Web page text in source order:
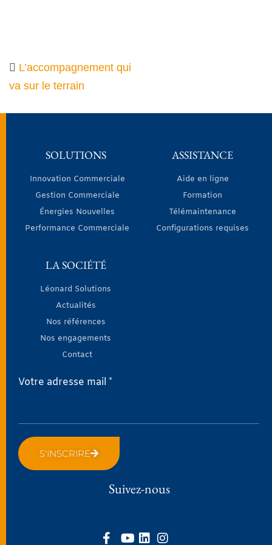
L’accompagnement qui
va sur le terrain
SOLUTIONS
Innovation Commerciale
Gestion Commerciale
Énergies Nouvelles
Performance Commerciale
ASSISTANCE
Aide en ligne
Formation
Télémaintenance
Configurations requises
LA SOCIÉTÉ
Léonard Solutions
Actualités
Nos références
Nos engagements
Contact
Votre adresse mail *
S'INSCRIRE
Suivez-nous